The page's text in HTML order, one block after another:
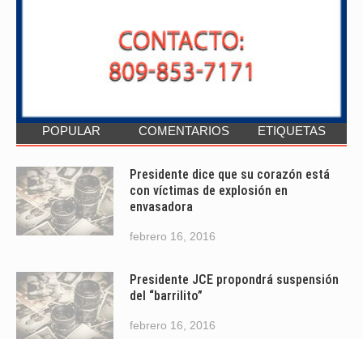
POPULAR COMENTARIOS ETIQUETAS
Presidente dice que su corazón está
con víctimas de explosión en
envasadora
febrero 16, 2016
Presidente JCE propondrá suspensión
del “barrilito”
febrero 16, 2016